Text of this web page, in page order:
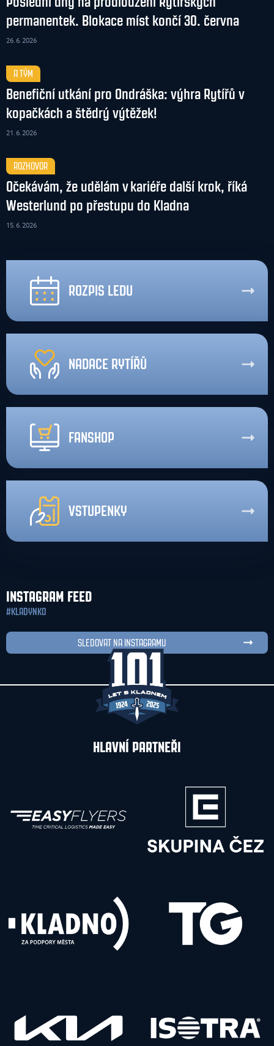
permanentek. Blokace míst končí 30. června
26. 6. 2026
A TÝM
Benefiční utkání pro Ondráška: výhra Rytířů v
kopačkách a štědrý výtěžek!
21. 6. 2026
ROZHOVOR
Očekávám, že udělám v kariéře další krok, říká
Westerlund po přestupu do Kladna
15. 6. 2026
ROZPIS LEDU
NADACE RYTÍŘŮ
FANSHOP
VSTUPENKY
INSTAGRAM FEED
#KLADYNKO
SLEDOVAT NA INSTAGRAMU
HLAVNÍ PARTNEŘI